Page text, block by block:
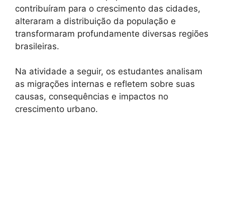
contribuíram para o crescimento das cidades,
alteraram a distribuição da população e
transformaram profundamente diversas regiões
brasileiras.
Na atividade a seguir, os estudantes analisam
as migrações internas e refletem sobre suas
causas, consequências e impactos no
crescimento urbano.